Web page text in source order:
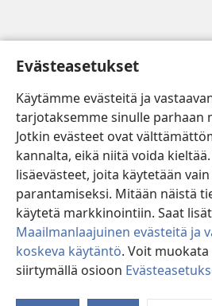
Evästeasetukset
Käytämme evästeitä ja
tarjotaksemme sinulle parhaan
Jotkin evästeet ovat
kannalta, eikä niitä voida
lisäevästeet, joita käytetään
parantamiseksi. Mitään näistä
käytetä markkinointiin. Saat
Maailmanlaajuinen evästeitä ja
koskeva käytäntö. Voit
siirtymällä osioon